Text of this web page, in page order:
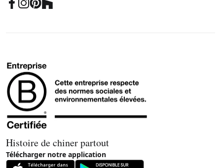
Histoire de chiner partout
Télécharger notre application